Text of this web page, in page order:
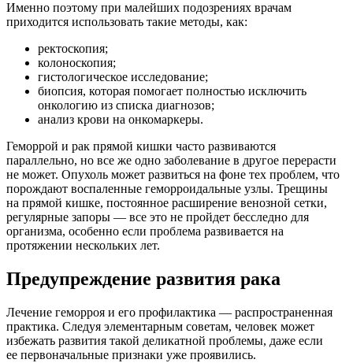
Именно поэтому при малейших подозрениях врачам
приходится использовать такие методы, как:
ректоскопия;
колоноскопия;
гистологическое исследование;
биопсия, которая помогает полностью исключить
онкологию из списка диагнозов;
анализ крови на онкомаркеры.
Геморрой и рак прямой кишки часто развиваются
параллельно, но все же одно заболевание в другое перерасти
не может. Опухоль может развиться на фоне тех проблем, что
порождают воспаленные геморроидальные узлы. Трещины
на прямой кишке, постоянное расширение венозной сетки,
регулярные запоры — все это не пройдет бесследно для
организма, особенно если проблема развивается на
протяжении нескольких лет.
Предупреждение развития рака
Лечение геморроя и его профилактика — распространенная
практика. Следуя элементарным советам, человек может
избежать развития такой деликатной проблемы, даже если
ее первоначальные признаки уже проявились.